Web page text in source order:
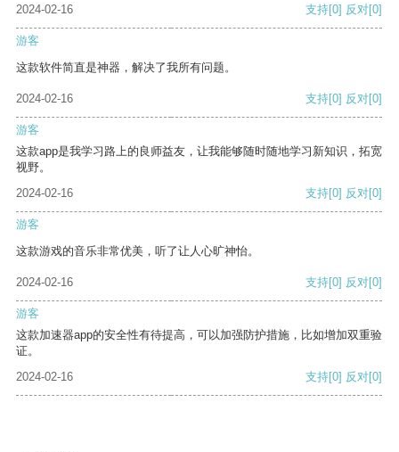
2024-02-16 支持[0] 反对[0]
游客
这款软件简直是神器，解决了我所有问题。
2024-02-16 支持[0] 反对[0]
游客
这款app是我学习路上的良师益友，让我能够随时随地学习新知识，拓宽
视野。
2024-02-16
支持[0] 反对[0]
游客
这款游戏的音乐非常优美，听了让人心旷神怡。
2024-02-16 支持[0] 反对[0]
游客
这款加速器app的安全性有待提高，可以加强防护措施，比如增加双重验
证。
2024-02-16
支持[0] 反对[0]